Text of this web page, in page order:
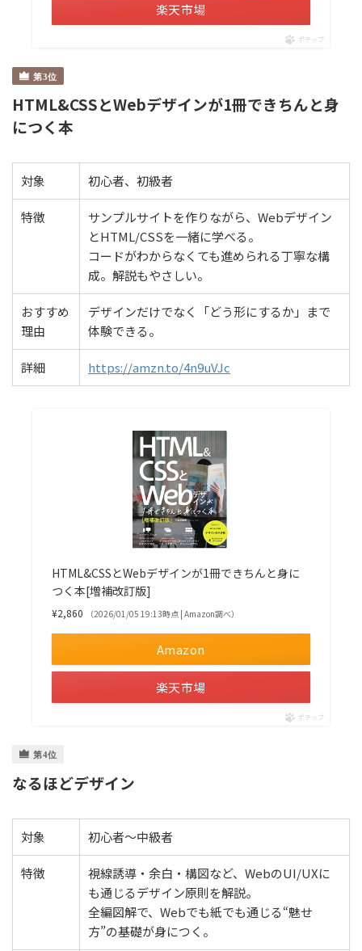
楽天市場
ポチップ
HTML&CSSとWebデザインが1冊できちんと身
につく本
対象 初心者、初級者
特徴
サンプルサイトを作りながら、Webデザイン
とHTML/CSSを一緒に学べる。
コードがわからなくても進められる丁寧な構
成。解説もやさしい。
おすすめ
理由
デザインだけでなく「どう形にするか」まで
体験できる。
詳細 https://amzn.to/4n9uVJc
HTML&CSSとWebデザインが1冊できちんと身に
つく本[増補改訂版]
¥2,860 （2026/01/05 19:13時点 | Amazon調べ）
Amazon
楽天市場
ポチップ
なるほどデザイン
対象 初心者〜中級者
特徴
視線誘導・余白・構図など、WebのUI/UXに
も通じるデザイン原則を解説。
全編図解で、Webでも紙でも通じる“魅せ
方”の基礎が身につく。